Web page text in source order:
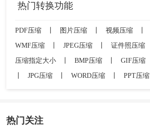
热门转换功能
PDF压缩 图片压缩 视频压缩
WMF压缩
JPEG压缩 证件照压缩
压缩指定大小
BMP压缩 GIF压缩
JPG压缩 WORD压缩 PPT压缩
热门关注